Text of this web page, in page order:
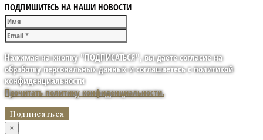
ПОДПИШИТЕСЬ НА НАШИ НОВОСТИ
Нажимая на кнопку "ПОДПИСАТЬСЯ", вы даете согласие на
обработку персональных данных и соглашаетесь с политикой
конфиденциальности
Прочитать политику конфиденциальности.
×